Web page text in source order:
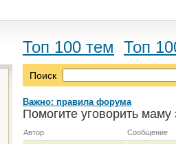
Топ 100 тем Топ
Поиск
Важно: правила форума
Помогите уговорить маму
Автор Сообщение